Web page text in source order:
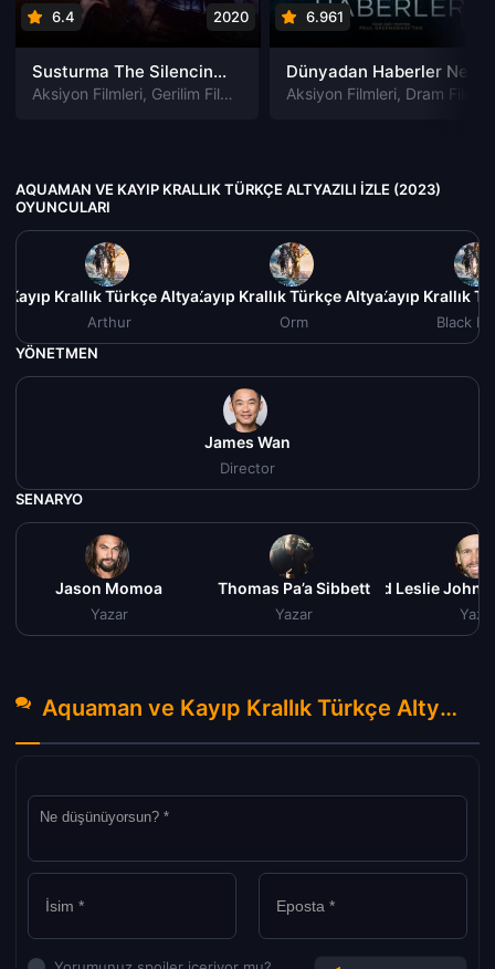
6.4 2020
Susturma The Silencing izle
Aksiyon Filmleri, Gerilim Filmleri Gizem Filmleri,Suç Filmleri
6.961
Aksiyon Filmleri, Dram Filmleri
AQUAMAN VE KAYIP KRALLIK TÜRKÇE ALTYAZILI IZLE (2023)
OYUNCULARI
Kayıp Krallık Türkçe Altyazılı izle (2023)
Arthur
Aquaman ve Kayıp Krallık Türkçe Altyazılı izle (2023)
Orm
Aquaman ve Kayıp Krallık
Black
YÖNETMEN
James Wan
Director
SENARYO
Jason Momoa
Yazar
Thomas Pa’a Sibbett
Yazar
David Leslie
Aquaman ve Kayıp Krallık Türkçe Altyazılı izle (2023) Hakkında Yorumlar